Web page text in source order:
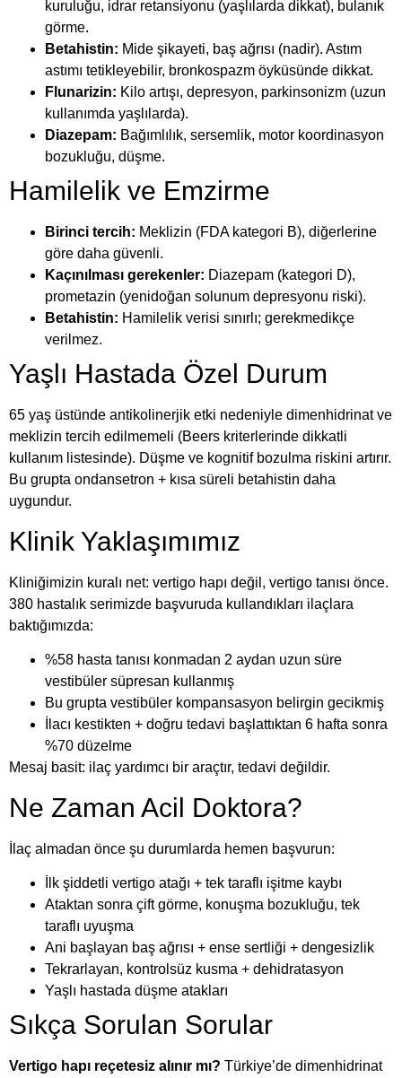
kuruluğu, idrar retansiyonu (yaşlılarda dikkat), bulanık
görme.
Betahistin: Mide şikayeti, baş ağrısı (nadir). Astım
astımı tetikleyebilir, bronkospazm öyküsünde dikkat.
Flunarizin: Kilo artışı, depresyon, parkinsonizm (uzun
kullanımda yaşlılarda).
Diazepam: Bağımlılık, sersemlik, motor koordinasyon
bozukluğu, düşme.
Hamilelik ve Emzirme
Birinci tercih: Meklizin (FDA kategori B), diğerlerine
göre daha güvenli.
Kaçınılması gerekenler: Diazepam (kategori D),
prometazin (yenidoğan solunum depresyonu riski).
Betahistin: Hamilelik verisi sınırlı; gerekmedikçe
verilmez.
Yaşlı Hastada Özel Durum
65 yaş üstünde antikolinerjik etki nedeniyle dimenhidrinat ve
meklizin tercih edilmemeli (Beers kriterlerinde dikkatli
kullanım listesinde). Düşme ve kognitif bozulma riskini artırır.
Bu grupta ondansetron + kısa süreli betahistin daha
uygundur.
Klinik Yaklaşımımız
Kliniğimizin kuralı net: vertigo hapı değil, vertigo tanısı önce.
380 hastalık serimizde başvuruda kullandıkları ilaçlara
baktığımızda:
%58 hasta tanısı konmadan 2 aydan uzun süre
vestibüler süpresan kullanmış
Bu grupta vestibüler kompansasyon belirgin gecikmiş
İlacı kestikten + doğru tedavi başlattıktan 6 hafta sonra
%70 düzelme
Mesaj basit: ilaç yardımcı bir araçtır, tedavi değildir.
Ne Zaman Acil Doktora?
İlaç almadan önce şu durumlarda hemen başvurun:
İlk şiddetli vertigo atağı + tek taraflı işitme kaybı
Ataktan sonra çift görme, konuşma bozukluğu, tek
taraflı uyuşma
Ani başlayan baş ağrısı + ense sertliği + dengesizlik
Tekrarlayan, kontrolsüz kusma + dehidratasyon
Yaşlı hastada düşme atakları
Sıkça Sorulan Sorular
Vertigo hapı reçetesiz alınır mı? Türkiye’de dimenhidrinat